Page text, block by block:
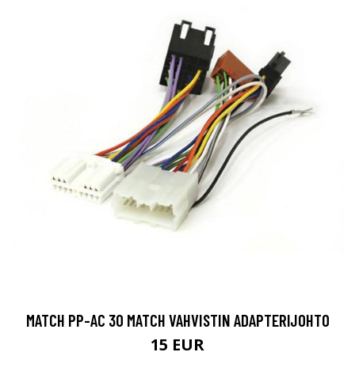
MATCH PP-AC 30 MATCH VAHVISTIN ADAPTERIJOHTO
15 EUR